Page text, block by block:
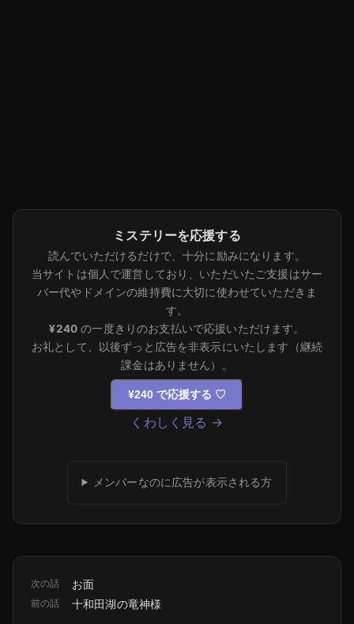
ミステリーを応援する
読んでいただけるだけで、十分に励みになります。
当サイトは個人で運営しており、いただいたご支援はサー
バー代やドメインの維持費に大切に使わせていただきま
す。
¥240 の一度きりのお支払いで応援いただけます。
お礼として、以後ずっと広告を非表示にいたします（継続
課金はありません）。
¥240 で応援する ♡
くわしく見る →
メンバーなのに広告が表示される方
次の話 お面
前の話 十和田湖の竜神様